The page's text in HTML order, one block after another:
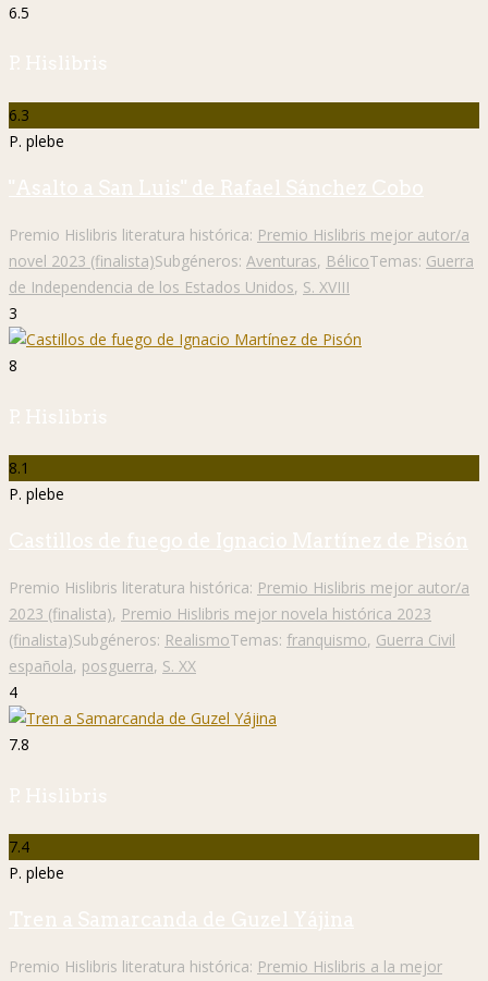
6.5
P. Hislibris
6.3
P. plebe
"Asalto a San Luis" de Rafael Sánchez Cobo
Premio Hislibris literatura histórica: Premio Hislibris mejor autor/a
novel 2023 (finalista)Subgéneros: Aventuras, BélicoTemas: Guerra
de Independencia de los Estados Unidos, S. XVIII
3
8
P. Hislibris
8.1
P. plebe
Castillos de fuego de Ignacio Martínez de Pisón
Premio Hislibris literatura histórica: Premio Hislibris mejor autor/a
2023 (finalista), Premio Hislibris mejor novela histórica 2023
(finalista)Subgéneros: RealismoTemas: franquismo, Guerra Civil
española, posguerra, S. XX
4
7.8
P. Hislibris
7.4
P. plebe
Tren a Samarcanda de Guzel Yájina
Premio Hislibris literatura histórica: Premio Hislibris a la mejor